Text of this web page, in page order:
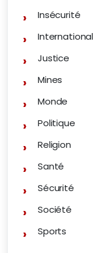
Insécurité
International
Justice
Mines
Monde
Politique
Religion
Santé
Sécurité
Société
Sports